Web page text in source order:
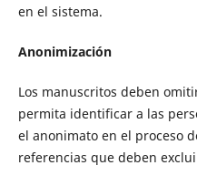
en el sistema.
Anonimización
Los manuscritos deben
permita identificar a las
el anonimato en el proceso
referencias que deben